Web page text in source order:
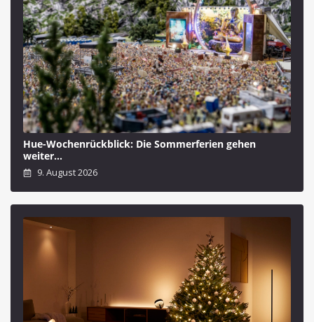
Hue-Wochenrückblick: Die Sommerferien gehen
weiter…
9. August 2026